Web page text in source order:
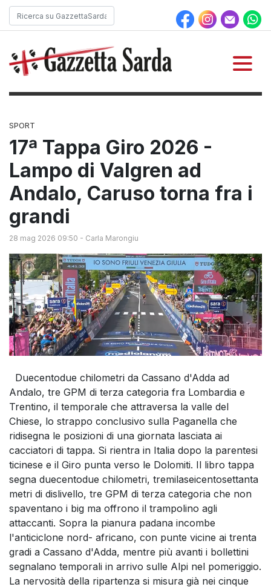
SPORT
17ª Tappa Giro 2026 -
Lampo di Valgren ad
Andalo, Caruso torna fra i
grandi
28 mag 2026 09:50 - Carla Marongiu
Duecentodue chilometri da Cassano d'Adda ad
Andalo, tre GPM di terza categoria fra Lombardia e
Trentino, il temporale che attraversa la valle del
Chiese, lo strappo conclusivo sulla Paganella che
ridisegna le posizioni di una giornata lasciata ai
cacciatori di tappa. Si rientra in Italia dopo la parentesi
ticinese e il Giro punta verso le Dolomiti. Il libro tappa
segna duecentodue chilometri, tremilaseicentosettanta
metri di dislivello, tre GPM di terza categoria che non
spaventano i big ma offrono il trampolino agli
attaccanti. Sopra la pianura padana incombe
l'anticiclone nord- africano, con punte vicine ai trenta
gradi a Cassano d'Adda, mentre più avanti i bollettini
segnalano temporali in arrivo sulle Alpi nel pomeriggio.
La nervosità della ripartenza si misura già nei cinque